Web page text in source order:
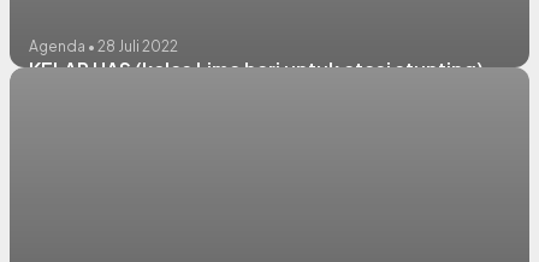
Agenda • 28 Juli 2022
KELAR UAS (kelas Lima hari untuk atasi stunting)